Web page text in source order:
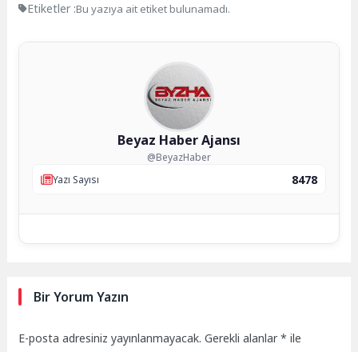
Etiketler :Bu yazıya ait etiket bulunamadı.
Beyaz Haber Ajansı
@BeyazHaber
Yazı Sayısı
8478
Bir Yorum Yazın
E-posta adresiniz yayınlanmayacak. Gerekli alanlar* ile